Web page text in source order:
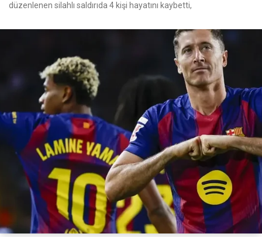
düzenlenen silahlı saldırıda 4 kişi hayatını kaybetti,